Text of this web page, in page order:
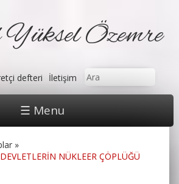
Özemre
defteri İletişim Arama formu
Ara
☰ Menu
»
NÜKLEER ÇÖPLÜĞÜ